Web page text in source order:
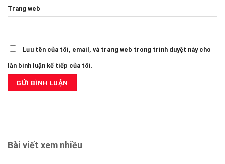
Trang web
Lưu tên của tôi, email, và trang web trong trình duyệt này cho
lần bình luận kế tiếp của tôi.
Bài viết xem nhiều